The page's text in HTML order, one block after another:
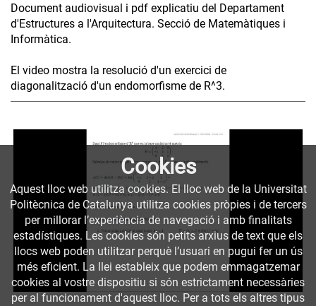
Document audiovisual i pdf explicatiu del Departament
d'Estructures a l'Arquitectura. Secció de Matemàtiques i
Informàtica.
El video mostra la resolució d'un exercici de
diagonalització d'un endomorfisme de R^3.
Cookies
Aquest lloc web utilitza cookies. El lloc web de la Universitat
Politècnica de Catalunya utilitza cookies pròpies i de tercers
per millorar l’experiència de navegació i amb finalitats
estadístiques. Les cookies són petits arxius de text que els
llocs web poden utilitzar perquè l’usuari en pugui fer un ús
més eficient. La llei estableix que podem emmagatzemar
cookies al vostre dispositiu si són estrictament necessàries
per al funcionament d'aquest lloc. Per a tots els altres tipus